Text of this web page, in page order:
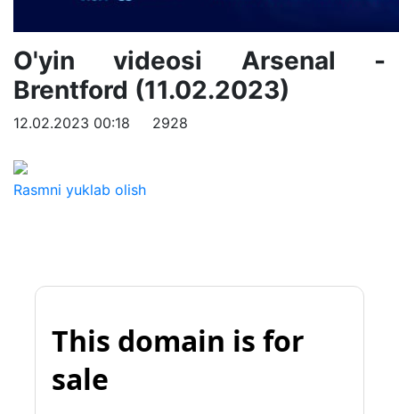
O'yin videosi Arsenal -
Brentford (11.02.2023)
12.02.2023 00:18 2928
Rasmni yuklab olish